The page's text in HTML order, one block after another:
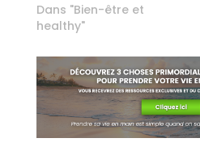
Dans "Bien-être et
healthy"